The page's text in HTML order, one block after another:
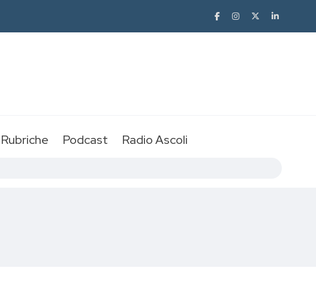
Rubriche Podcast Radio Ascoli